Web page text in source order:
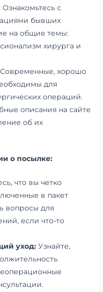
Ознакомьтесь с
бывших
на общие темы:
хирурга и
хорошо
для
операций.
описания на сайте
об их
о посылке:
что вы четко
в пакет
вопросы для
если что-то
уход:Узнайте,